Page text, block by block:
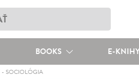
BOOKS E-
- SOCIOLÓGIA